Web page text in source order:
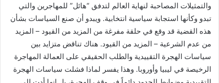
والتمثيلات المصاحبة لنهاية العالم لتدفق “هائل” للمهاجرين والتي
تبدو وكأنها استجابة سياسية انتخابية. ويبدو أن صنع السياسات بشأن
هذه القضية قد وقع في حلقة مفرغة من المزيد من القيود – المزيد
من عدم الشرعية – المزيد من القيود. هناك تناقض متزايد بين
سياسات الهجرة التقييدية والطلب الحقيقي على العمالة المهاجرة
الرخيصة في ليبيا وأوروبا. وهذا يفسر لماذا فشلت سياسات الهجرة